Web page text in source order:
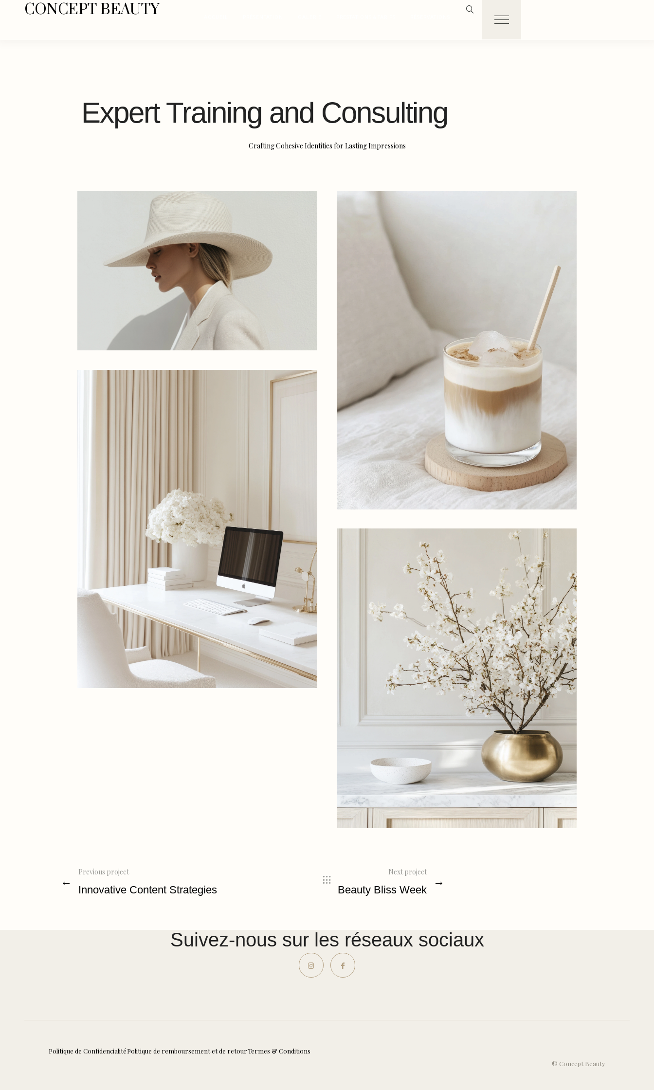
CONCEPT BEAUTY
Expert Training and Consulting
Crafting Cohesive Identities for Lasting Impressions
Previous project
Innovative Content Strategies
Next project
Beauty Bliss Week
Suivez-nous sur les réseaux sociaux
Politique de ConfidencialitéPolitique de remboursement et de retourTermes & Conditions
© Concept Beauty